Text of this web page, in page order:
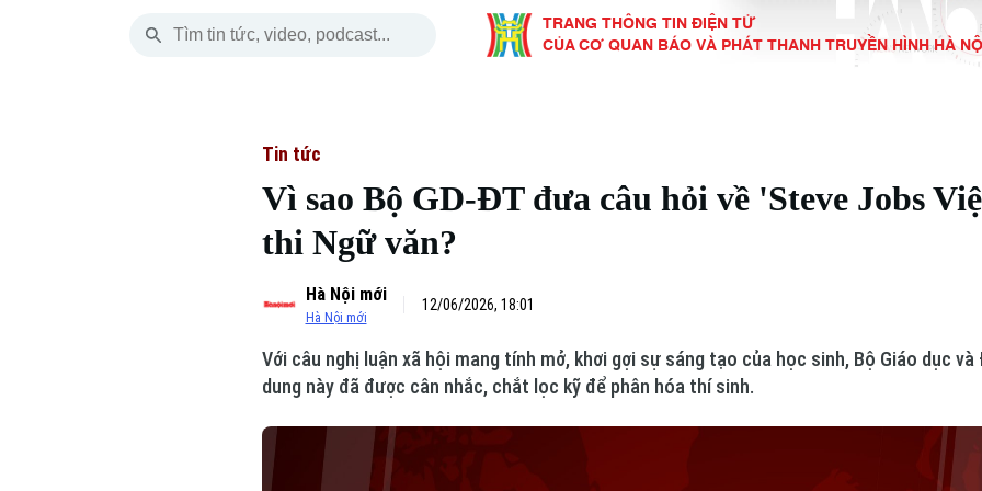
TRANG THÔNG TIN ĐIỆN TỬ
CỦA CƠ QUAN BÁO VÀ PHÁT THANH TRUYỀN HÌNH HÀ NỘI
Hà Nội
Chính trị
Xã hội
An ninh trật tự
Công nghệ
Người Hà Nội
Khoảnh khắc Hà Nội
Ẩm thực
Quân sự
Hồ sơ
Người Việt 4 phương
Cafe sáng
Doanh nghiệp
Đầu tư
Kinh nghiệm
Tàu
Đánh giá
Tuyển sinh Làng nghề Dinh
Tin tức
Vì sao Bộ GD-ĐT đưa câu hỏi về 'Steve Jobs
thi Ngữ văn?
Hà Nội mới
Hà Nội mới
12/06/2026, 18:01
Với câu nghị luận xã hội mang tính mở, khơi gợi sự sáng tạo của học sinh, Bộ Giáo dục
dung này đã được cân nhắc, chắt lọc kỹ để phân hóa thí sinh.